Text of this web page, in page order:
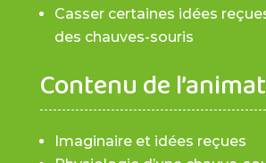
Casser certaines idées
des chauves-souris
Contenu de
Imaginaire et idées reçues